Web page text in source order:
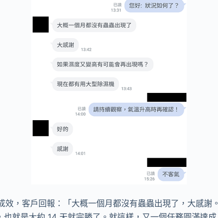
效，客戶回報：「大概一個月都沒有蟲蟲出現了，大感謝